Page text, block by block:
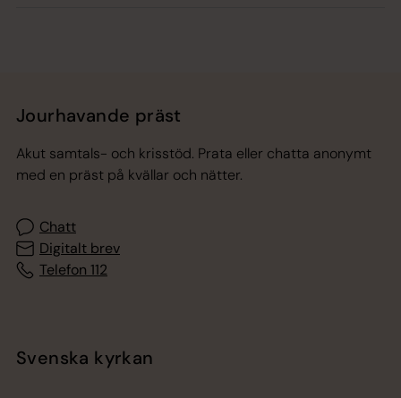
Jourhavande präst
Akut samtals- och krisstöd. Prata eller chatta anonymt
med en präst på kvällar och nätter.
Chatt
Digitalt brev
Telefon 112
Svenska kyrkan